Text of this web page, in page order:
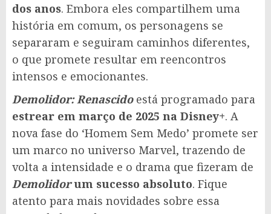
dos anos. Embora eles compartilhem uma
história em comum, os personagens se
separaram e seguiram caminhos diferentes,
o que promete resultar em reencontros
intensos e emocionantes.
Demolidor: Renascidoestá programado para
estrear em março de 2025 na Disney+. A
nova fase do ‘Homem Sem Medo’ promete ser
um marco no universo Marvel, trazendo de
volta a intensidade e o drama que fizeram de
Demolidorum sucesso absoluto. Fique
atento para mais novidades sobre essa